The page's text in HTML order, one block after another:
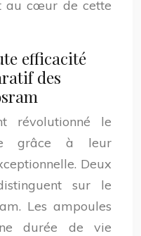
au cœur de cette
efficacité
des
révolutionné le
grâce à leur
Deux
sur le
Les ampoules
durée de vie